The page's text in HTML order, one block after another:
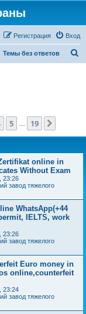
Вход
Регистрация
Темы без ответов
19
5 19
online in
Without Exam
23:26
завод тяжелого
WhatsApp(+44
IELTS, work
23:26
завод тяжелого
Euro money in
online,counterfeit
23:24
завод тяжелого